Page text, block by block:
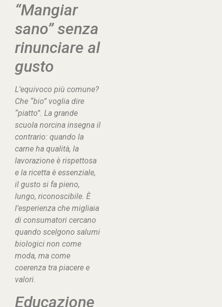
“Mangiar
sano” senza
rinunciare al
gusto
L’equivoco più comune?
Che “bio” voglia dire
“piatto”. La grande
scuola norcina insegna il
contrario: quando la
carne ha qualità, la
lavorazione è rispettosa
e la ricetta è essenziale,
il gusto si fa pieno,
lungo, riconoscibile. È
l’esperienza che migliaia
di consumatori cercano
quando scelgono salumi
biologici non come
moda, ma come
coerenza tra piacere e
valori.
Educazione